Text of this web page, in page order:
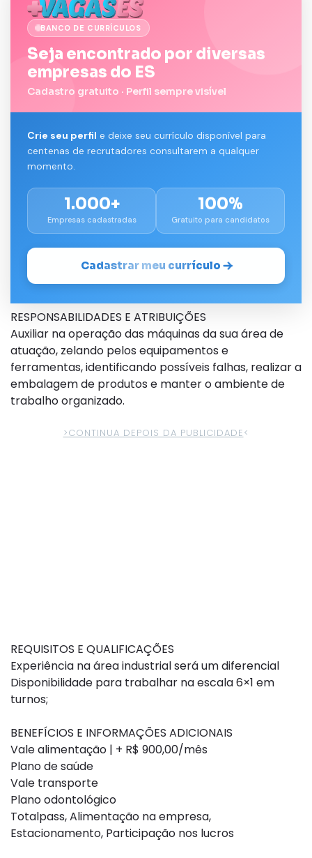
BANCO DE CURRÍCULOS
Seja encontrado por diversas
empresas do ES
Cadastro gratuito · Perfil sempre visível
Crie seu perfil e deixe seu currículo disponível para
centenas de recrutadores consultarem a qualquer
momento.
1.000+
Empresas cadastradas
100%
Gratuito para candidatos
Cadastrar meu currículo
RESPONSABILIDADES E ATRIBUIÇÕES
Auxiliar na operação das máquinas da sua área de
atuação, zelando pelos equipamentos e
ferramentas, identificando possíveis falhas, realizar a
embalagem de produtos e manter o ambiente de
trabalho organizado.
>CONTINUA DEPOIS DA PUBLICIDADE<
REQUISITOS E QUALIFICAÇÕES
Experiência na área industrial será um diferencial
Disponibilidade para trabalhar na escala 6×1 em
turnos;
BENEFÍCIOS E INFORMAÇÕES ADICIONAIS
Vale alimentação | + R$ 900,00/mês
Plano de saúde
Vale transporte
Plano odontológico
Totalpass, Alimentação na empresa,
Estacionamento, Participação nos lucros